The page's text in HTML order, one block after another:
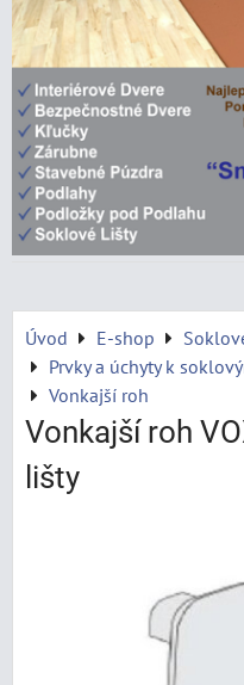
Úvod E-shop
Prvky a úchyty k
Vonkajší roh
Vonkajší roh
lišty